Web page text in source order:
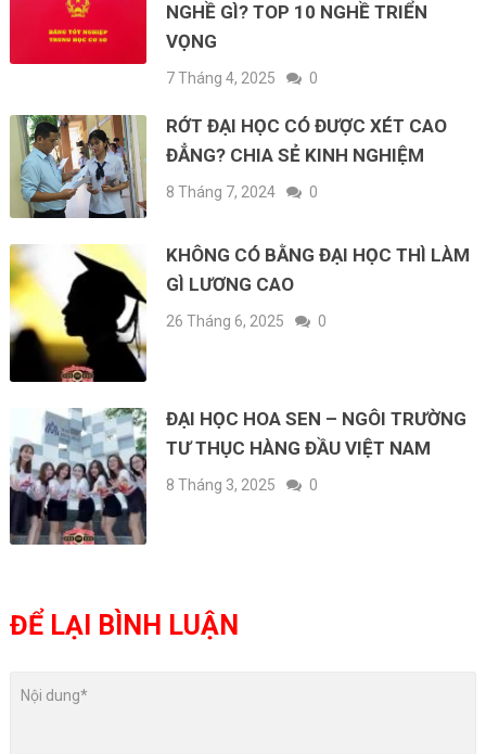
NGHỀ GÌ? TOP 10 NGHỀ TRIỂN
VỌNG
7 Tháng 4, 2025 0
RỚT ĐẠI HỌC CÓ ĐƯỢC XÉT CAO
ĐẲNG? CHIA SẺ KINH NGHIỆM
8 Tháng 7, 2024 0
KHÔNG CÓ BẰNG ĐẠI HỌC THÌ LÀM
GÌ LƯƠNG CAO
26 Tháng 6, 2025 0
ĐẠI HỌC HOA SEN – NGÔI TRƯỜNG
TƯ THỤC HÀNG ĐẦU VIỆT NAM
8 Tháng 3, 2025 0
ĐỂ LẠI BÌNH LUẬN